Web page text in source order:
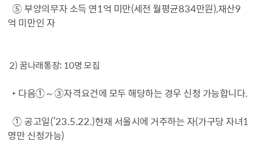
⑤부양의무자 소득 연1 억 미만(세전 월평균834만원),재산9
억 미만인 자
2)꿈나래통장: 10명 모집
‣ 다음①～③자격요건에 모두 해당하는 경우 신청 가능합니다.
① 공고일(’23.5.22.)현재 서울시에 거주하는 자(가구당 자녀1
명만 신청가능)